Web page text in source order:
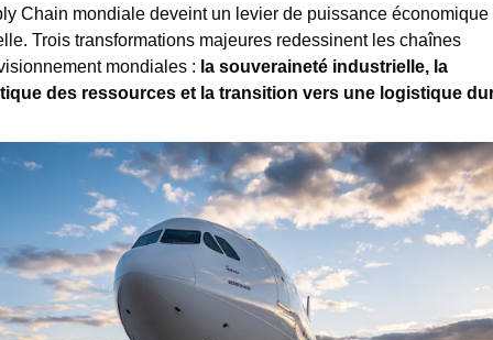
Chain mondiale deveint un levier de puissance économique
Trois transformations majeures redessinent les chaînes
mondiales : la souveraineté industrielle, la
des ressources et la transition vers une logistique